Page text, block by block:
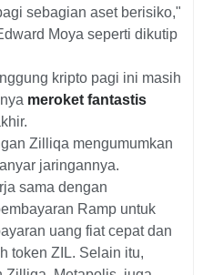
sebagian aset berisiko,"
Moya seperti dikutip
kripto pagi ini masih
meroket fantastis
Zilliqa mengumumkan
jaringannya.
sama dengan
Ramp untuk
uang fiat cepat dan
token ZIL. Selain itu,